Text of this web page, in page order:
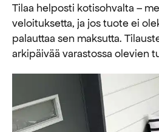
Tilaa helposti kotisohvalta –
veloituksetta, ja jos tuote ei
palauttaa sen maksutta.
arkipäivää varastossa olevien